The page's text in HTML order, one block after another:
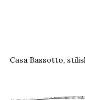
Casa Bassotto,